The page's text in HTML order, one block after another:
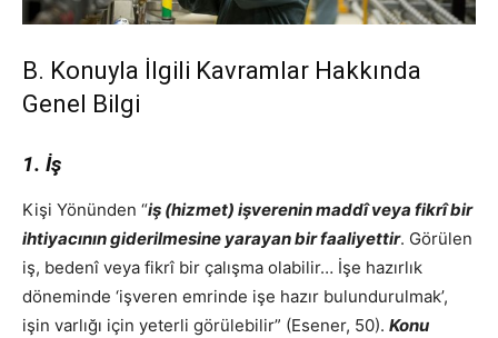
B. Konuyla İlgili Kavramlar Hakkında
Genel Bilgi
1. İş
Kişi Yönünden “iş (hizmet) işverenin maddî veya fikrî bir
ihtiyacının giderilmesine yarayan bir faaliyettir. Görülen
iş, bedenî veya fikrî bir çalışma olabilir… İşe hazırlık
döneminde ‘işveren emrinde işe hazır bulundurulmak’,
işin varlığı için yeterli görülebilir” (Esener, 50). Konu